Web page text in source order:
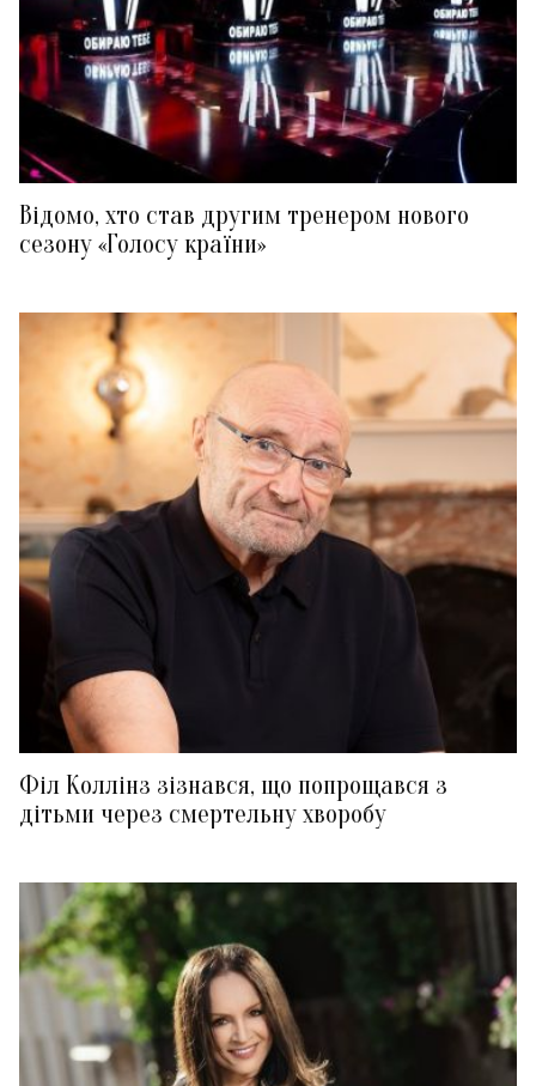
Відомо, хто став другим тренером нового
сезону «Голосу країни»
Філ Коллінз зізнався, що попрощався з
дітьми через смертельну хворобу